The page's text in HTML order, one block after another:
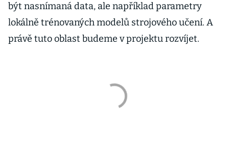
být nasnímaná data, ale například parametry
lokálně trénovaných modelů strojového učení. A
právě tuto oblast budeme v projektu rozvíjet.